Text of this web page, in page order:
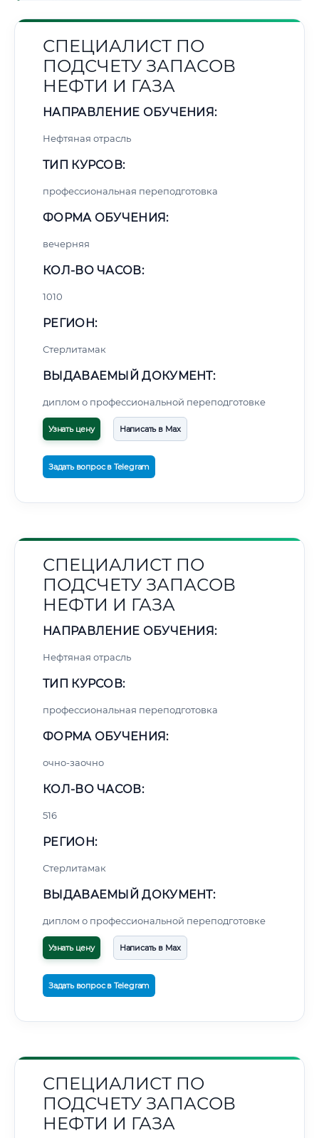
СПЕЦИАЛИСТ ПО
ПОДСЧЕТУ ЗАПАСОВ
НЕФТИ И ГАЗА
НАПРАВЛЕНИЕ ОБУЧЕНИЯ:
Нефтяная отрасль
ТИП КУРСОВ:
профессиональная переподготовка
ФОРМА ОБУЧЕНИЯ:
вечерняя
КОЛ-ВО ЧАСОВ:
1010
РЕГИОН:
Стерлитамак
ВЫДАВАЕМЫЙ ДОКУМЕНТ:
диплом о профессиональной переподготовке
Узнать цену Написать в Max
Задать вопрос в Telegram
СПЕЦИАЛИСТ ПО
ПОДСЧЕТУ ЗАПАСОВ
НЕФТИ И ГАЗА
НАПРАВЛЕНИЕ ОБУЧЕНИЯ:
Нефтяная отрасль
ТИП КУРСОВ:
профессиональная переподготовка
ФОРМА ОБУЧЕНИЯ:
очно-заочно
КОЛ-ВО ЧАСОВ:
516
РЕГИОН:
Стерлитамак
ВЫДАВАЕМЫЙ ДОКУМЕНТ:
диплом о профессиональной переподготовке
Узнать цену Написать в Max
Задать вопрос в Telegram
СПЕЦИАЛИСТ ПО
ПОДСЧЕТУ ЗАПАСОВ
НЕФТИ И ГАЗА